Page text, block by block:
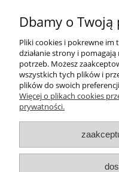
| Platforma
Oleje przemysłowe | Smary dla
Dbamy o
Pliki cookies i pokrewne
działanie strony i
potrzeb. Możesz
wszystkich tych plików i
plików do swoich
Więcej o plikach cookies
prywatności.